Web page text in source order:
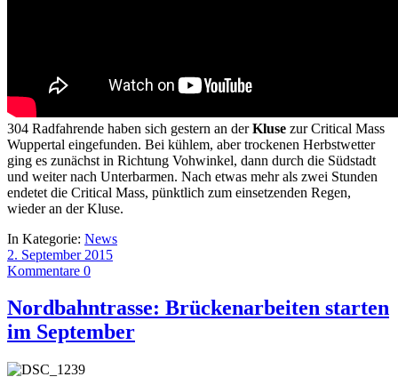
304 Radfahrende haben sich gestern an derKluse zur Critical Mass
Wuppertal eingefunden. Bei kühlem, aber trockenen Herbstwetter
ging es zunächst in Richtung Vohwinkel, dann durch die Südstadt
und weiter nach Unterbarmen. Nach etwas mehr als zwei Stunden
endetet die Critical Mass, pünktlich zum einsetzenden Regen,
wieder an der Kluse.
In Kategorie: News
2. September 2015
Kommentare 0
Nordbahntrasse: Brückenarbeiten starten
im September